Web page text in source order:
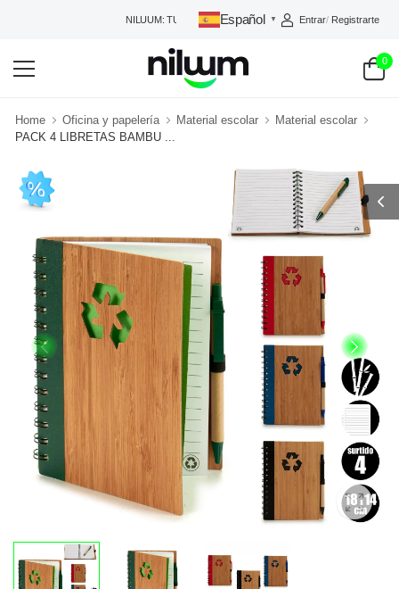
NILUUM: TU TIENDA DE CONFIANZA
Español ▼ Entrar/ Registrarte
0
Home Oficina y papelería Material escolar
Material escolar
PACK 4 LIBRETAS BAMBU ...